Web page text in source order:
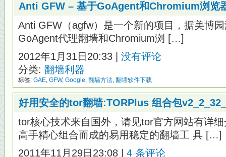
Anti GFW – 基于GoAgent和Chromium浏览
Anti GFW（agfw）是一个新的项目，据美博
GoAgent代理翻墙和Chromium浏 […]
2012年1月31日20:33 | 没有评论
分类: 翻墙利器
标签: GAE, GFW, Google, 翻墙方法, 翻墙软件下载
好用安全的tor翻墙:TORPlus 组合包
tor核心技术来自国外，请见tor官方网站有详
高手精心组合而成的易用稳定的翻墙工 具 […]
2011年11月29日23:08 | 4 条评论